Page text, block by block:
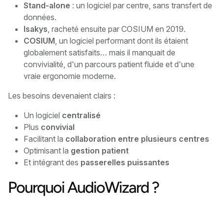
Stand-alone : un logiciel par centre, sans transfert de
données.
Isakys, racheté ensuite par COSIUM en 2019.
COSIUM, un logiciel performant dont ils étaient
globalement satisfaits… mais il manquait de
convivialité, d'un parcours patient fluide et d'une
vraie ergonomie moderne.
Les besoins devenaient clairs :
Un logiciel centralisé
Plus convivial
Facilitant la collaboration entre plusieurs centres
Optimisant la gestion patient
Et intégrant des passerelles puissantes
Pourquoi AudioWizard ?